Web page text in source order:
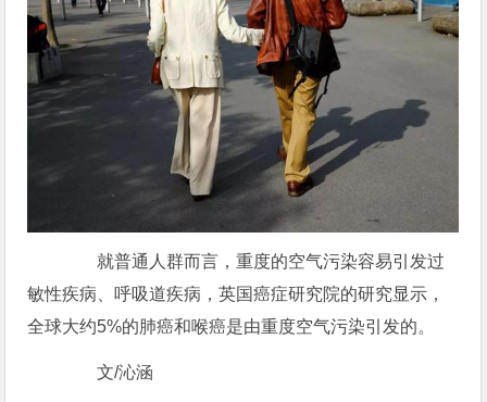
就普通人群而言，重度的空气污染容易引发过
敏性疾病、呼吸道疾病，英国癌症研究院的研究显示，
全球大约5%的肺癌和喉癌是由重度空气污染引发的。
文/沁涵